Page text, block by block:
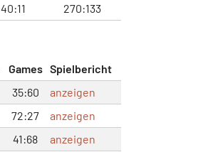
40:11 270:133
Games Spielbericht
35:60
anzeigen
72:27
anzeigen
41:68
anzeigen